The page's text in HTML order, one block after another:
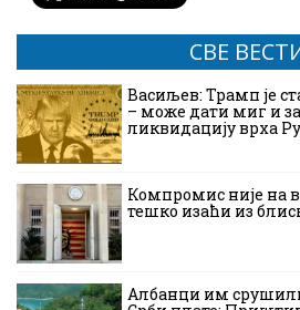
СВЕ
Васиљев: Трамп је
– може дати миг и
ликвидацију врха
Компромис није на
тешко изаћи из
Албанци им